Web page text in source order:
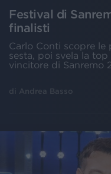
Festival di
finalisti
Carlo Conti scopre le
sesta, poi svela la
vincitore di Sanremo
di Andrea Basso